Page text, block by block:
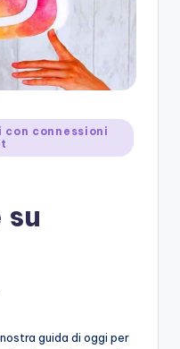
connessioni
guida di oggi per